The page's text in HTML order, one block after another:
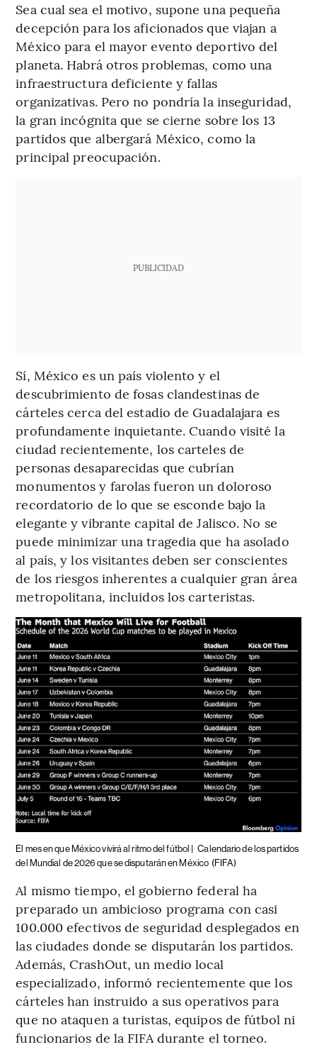
Sea cual sea el motivo, supone una pequeña
decepción para los aficionados que viajan a
México para el mayor evento deportivo del
planeta. Habrá otros problemas, como una
infraestructura deficiente y fallas
organizativas. Pero no pondría la inseguridad,
la gran incógnita que se cierne sobre los 13
partidos que albergará México, como la
principal preocupación.
PUBLICIDAD
Sí, México es un país violento y el
descubrimiento de fosas clandestinas de
cárteles cerca del estadio de Guadalajara es
profundamente inquietante. Cuando visité la
ciudad recientemente, los carteles de
personas desaparecidas que cubrían
monumentos y farolas fueron un doloroso
recordatorio de lo que se esconde bajo la
elegante y vibrante capital de Jalisco. No se
puede minimizar una tragedia que ha asolado
al país, y los visitantes deben ser conscientes
de los riesgos inherentes a cualquier gran área
metropolitana, incluidos los carteristas.
El mes en que México vivirá al ritmo del fútbol |
Calendario de los partidos
del Mundial de 2026 que se disputarán en México (FIFA)
Al mismo tiempo, el gobierno federal ha
preparado un ambicioso programa con casi
100.000 efectivos de seguridad desplegados en
las ciudades donde se disputarán los partidos.
Además, CrashOut, un medio local
especializado, informó recientemente que los
cárteles han instruido a sus operativos para
que no ataquen a turistas, equipos de fútbol ni
funcionarios de la FIFA durante el torneo.